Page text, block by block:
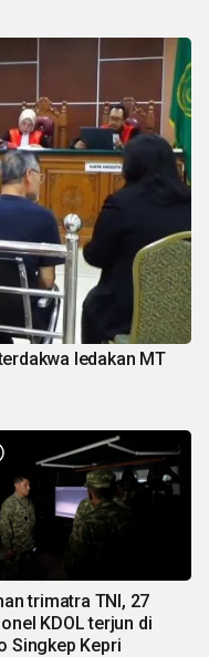
ledakan MT
trimatra TNI, 27
KDOL terjun di
Singkep Kepri